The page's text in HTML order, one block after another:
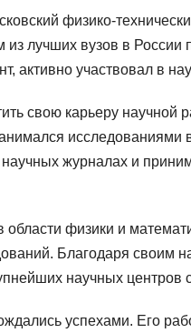
физико-
лучших вузов в России
активно участвовал в
свою карьеру научной
исследованиями
журналах и
физики и
Благодаря своим
научных центров
успехами. Его